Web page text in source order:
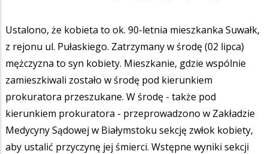
Ustalono, że kobieta to ok. 90-letnia mieszkanka Suwałk,
z rejonu ul. Pułaskiego. Zatrzymany w środę (02 lipca)
mężczyzna to syn kobiety. Mieszkanie, gdzie wspólnie
zamieszkiwali zostało w środę pod kierunkiem
prokuratora przeszukane. W środę - także pod
kierunkiem prokuratora - przeprowadzono w Zakładzie
Medycyny Sądowej w Białymstoku sekcję zwłok kobiety,
aby ustalić przyczynę jej śmierci. Wstępne wyniki sekcji